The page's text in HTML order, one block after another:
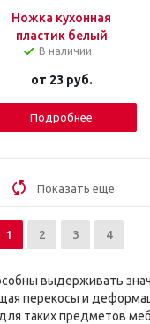
Ножка кухонная
пластик белый
В наличии
от 23 руб.
Подробнее
Показать еще
1 2 3 4
выдерживать
перекосы и
таких предметов